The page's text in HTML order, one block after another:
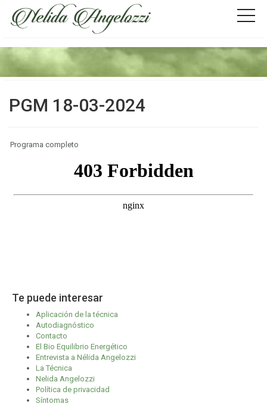
PGM 18-03-2024
Programa completo
Te puede interesar
Aplicación de la técnica
Autodiagnóstico
Contacto
El Bio Equilibrio Energético
Entrevista a Nélida Angelozzi
La Técnica
Nelida Angelozzi
Política de privacidad
Síntomas